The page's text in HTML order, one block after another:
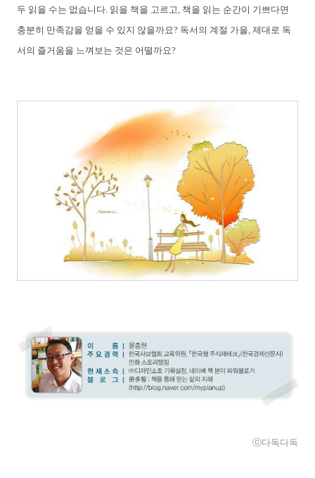
두 읽을 수는 없습니다. 읽을 책을 고르고, 책을 읽는 순간이 기쁘다면
충분히 만족감을 얻을 수 있지 않을까요? 독서의 계절 가을, 제대로 독
서의 즐거움을 느껴보는 것은 어떨까요?
ⓒ다독다독